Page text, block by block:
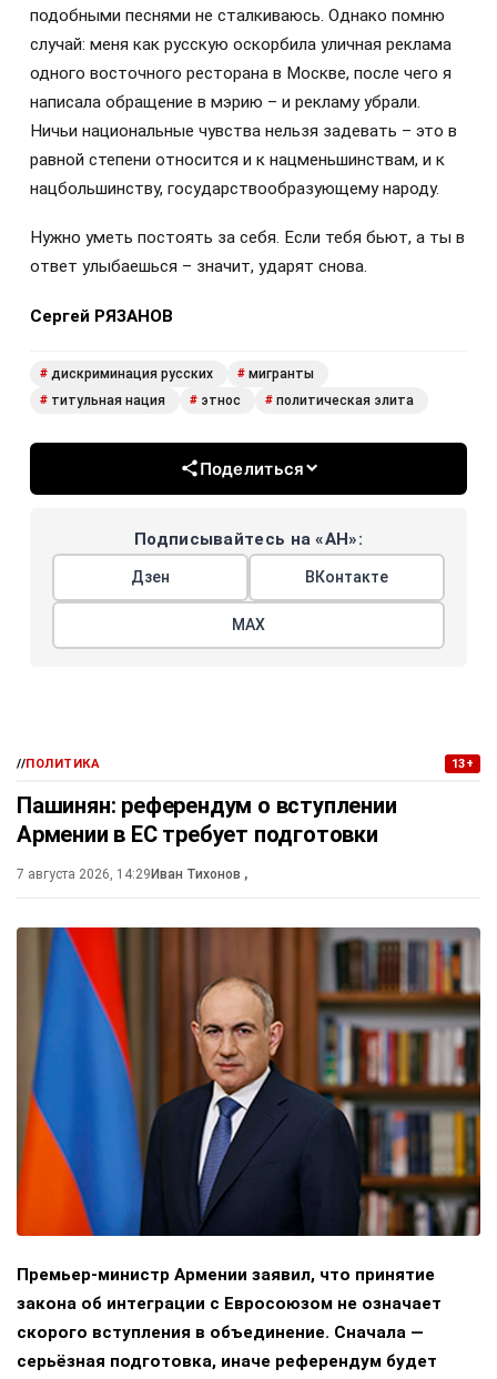
подобными песнями не сталкиваюсь. Однако помню
случай: меня как русскую оскорбила уличная реклама
одного восточного ресторана в Москве, после чего я
написала обращение в мэрию – и рекламу убрали.
Ничьи национальные чувства нельзя задевать – это в
равной степени относится и к нацменьшинствам, и к
нацбольшинству, государствообразующему народу.
Нужно уметь постоять за себя. Если тебя бьют, а ты в
ответ улыбаешься – значит, ударят снова.
Сергей РЯЗАНОВ
# дискриминация русских # мигранты
# титульная нация # этнос # политическая элита
Поделиться
Подписывайтесь на «АН»:
Дзен ВКонтакте
МАХ
//ПОЛИТИКА 13+
Пашинян: референдум о вступлении
Армении в ЕС требует подготовки
7 августа 2026, 14:29Иван Тихонов ,
Премьер-министр Армении заявил, что принятие
закона об интеграции с Евросоюзом не означает
скорого вступления в объединение. Сначала —
серьёзная подготовка, иначе референдум будет